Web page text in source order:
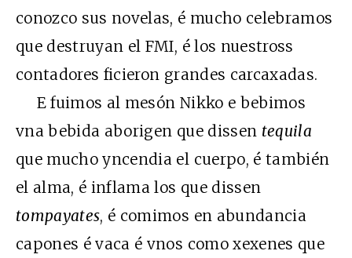
conozco sus novelas, é mucho celebramos
que destruyan el FMI, é los nuestross
contadores ficieron grandes carcaxadas.
E fuimos al mesón Nikko e bebimos
vna bebida aborigen que dissen tequila
que mucho yncendia el cuerpo, é también
el alma, é inflama los que dissen
tompayates, é comimos en abundancia
capones é vaca é vnos como xexenes que